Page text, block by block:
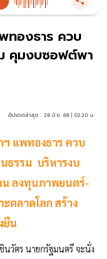
ทองธาร ควบ
คุมงบซอฟต์พา
อัปเดตล่าสุด : 28 มิ.ย. 68 | 02:20 น.
แพทองธาร ควบ
ธรรม บริหารงบ
ลงทุนภาพยนตร์-
ตลาดโลก สร้าง
ยืน
นวัตร นายกรัฐมนตรี จะนั่ง